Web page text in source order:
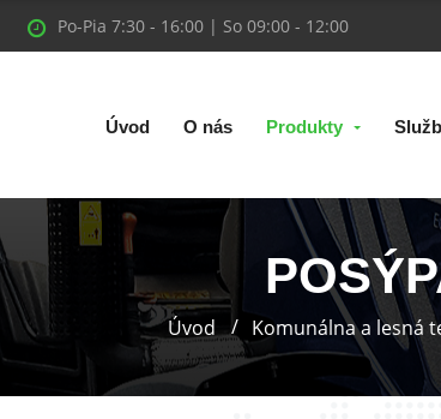
Po-Pia 7:30 - 16:00 | So 09:00 - 12:00
Úvod O nás Produkty
Úvod Komunálna a lesná